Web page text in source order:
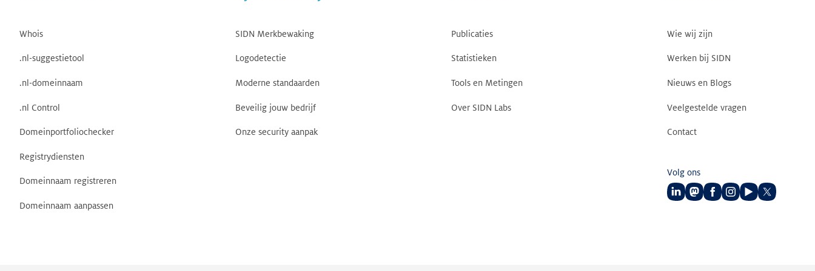
Whois
.nl-suggestietool
.nl-domeinnaam
.nl Control
Domeinportfoliochecker
Registrydiensten
Domeinnaam registreren
Domeinnaam aanpassen
SIDN Merkbewaking
Logodetectie
Moderne standaarden
Beveilig jouw bedrijf
Onze security aanpak
Publicaties
Statistieken
Tools en Metingen
Over SIDN Labs
Wie wij zijn
Werken bij SIDN
Nieuws en Blogs
Veelgestelde vragen
Contact
Volg ons